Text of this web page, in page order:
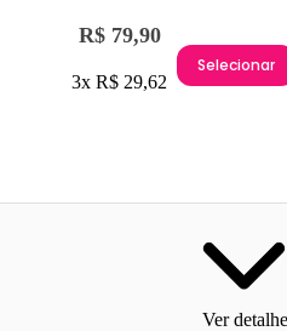
R$ 79,90
3x R$ 29,62
Selecionar
Ver